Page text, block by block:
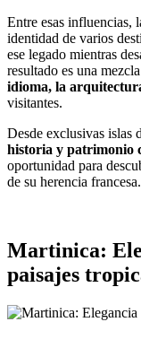
Entre esas influencias,
identidad de varios
ese legado mientras
resultado es una
idioma, la
visitantes.
Desde exclusivas islas
historia y patrimonio
oportunidad para
de su herencia francesa.
Martinica:
paisajes